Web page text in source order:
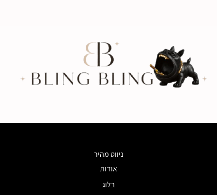
ניווט מהיר
אודות
בלוג